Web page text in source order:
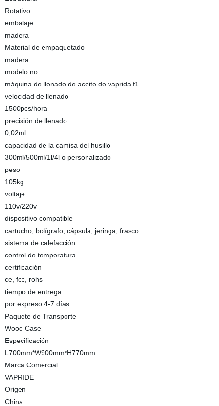
Rotativo
embalaje
madera
Material de empaquetado
madera
modelo no
máquina de llenado de aceite de vaprida f1
velocidad de llenado
1500pcs/hora
precisión de llenado
0,02ml
capacidad de la camisa del husillo
300ml/500ml/1l/4l o personalizado
peso
105kg
voltaje
110v/220v
dispositivo compatible
cartucho, bolígrafo, cápsula, jeringa, frasco
sistema de calefacción
control de temperatura
certificación
ce, fcc, rohs
tiempo de entrega
por expreso 4-7 días
Paquete de Transporte
Wood Case
Especificación
L700mm*W900mm*H770mm
Marca Comercial
VAPRIDE
Origen
China